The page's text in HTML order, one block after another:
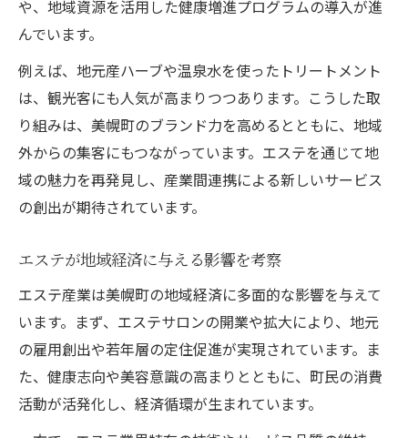
や、地域資源を活用した健康増進プログラムの導入が進
んでいます。
例えば、地元産ハーブや温泉水を使ったトリートメント
は、観光客にも人気が高まりつつあります。こうした取
り組みは、美幌町のブランド力を高めるとともに、地域
外からの集客にもつながっています。エステを通じて地
域の魅力を再発見し、産業間連携による新しいサービス
の創出が期待されています。
エステが地域経済に与える影響を考察
エステ産業は美幌町の地域経済に多面的な影響を与えて
います。まず、エステサロンの開業や拡大により、地元
の雇用創出や若年層の定住促進が実現されています。ま
た、健康志向や美容意識の高まりとともに、町民の消費
活動が活発化し、経済循環が生まれています。